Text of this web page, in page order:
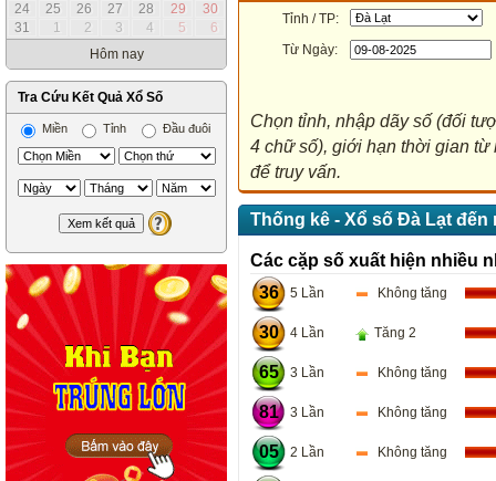
24
25 26 27 28 29
30
31
1 2 3 4 5
6
Hôm nay
Tra Cứu Kết Quả Xổ Số
Miền Tỉnh Đầu đuôi
Tỉnh / TP:
Từ Ngày:
Chọn tỉnh, nhập dãy số (đối
4 chữ số), giới hạn thời gian từ
để truy vấn.
Thống kê - Xổ số Đà Lạt đến
Các cặp số xuất hiện nhiều
36
5 Lần Không tăng
30 4 Lần Tăng 2
65 3 Lần Không tăng
81 3 Lần Không tăng
05 2 Lần Không tăng